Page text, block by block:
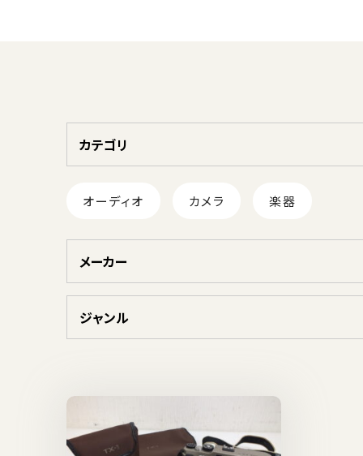
カテゴリ
オーディオ カメラ 楽器
メーカー
ジャンル